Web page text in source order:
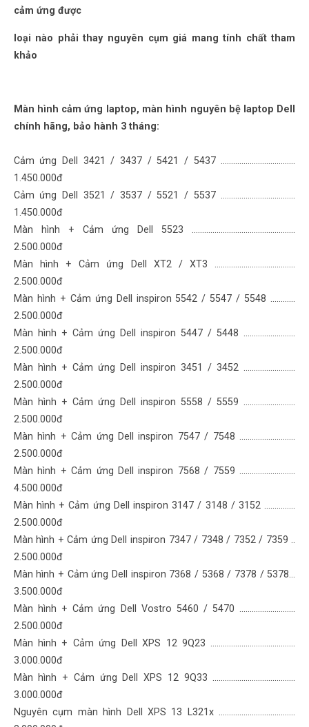
cảm ứng được
loại nào phải thay nguyên cụm giá mang tính chất tham
khảo
Màn hình cảm ứng laptop, màn hình nguyên bệ laptop Dell
chính hãng, bảo hành 3 tháng:
Cảm ứng Dell 3421 / 3437 / 5421 / 5437 ………………………………
1.450.000đ
Cảm ứng Dell 3521 / 3537 / 5521 / 5537 ………………………………
1.450.000đ
Màn hình + Cảm ứng Dell 5523 …………………………………………..
2.500.000đ
Màn hình + Cảm ứng Dell XT2 / XT3 …………………………………
2.500.000đ
Màn hình + Cảm ứng Dell inspiron 5542 / 5547 / 5548 …………
2.500.000đ
Màn hình + Cảm ứng Dell inspiron 5447 / 5448 ……….……………
2.500.000đ
Màn hình + Cảm ứng Dell inspiron 3451 / 3452 ……………….……
2.500.000đ
Màn hình + Cảm ứng Dell inspiron 5558 / 5559 ………………….…
2.500.000đ
Màn hình + Cảm ứng Dell inspiron 7547 / 7548 ………………………
2.500.000đ
Màn hình + Cảm ứng Dell inspiron 7568 / 7559 ………………………
4.500.000đ
Màn hình + Cảm ứng Dell inspiron 3147 / 3148 / 3152 ……………
2.500.000đ
Màn hình + Cảm ứng Dell inspiron 7347 / 7348 / 7352 / 7359 ..
2.500.000đ
Màn hình + Cảm ứng Dell inspiron 7368 / 5368 / 7378 / 5378…
3.500.000đ
Màn hình + Cảm ứng Dell Vostro 5460 / 5470 ………………………
2.500.000đ
Màn hình + Cảm ứng Dell XPS 12 9Q23 ……………………………..……
3.000.000đ
Màn hình + Cảm ứng Dell XPS 12 9Q33 ………………………………….
3.000.000đ
Nguyên cụm màn hình Dell XPS 13 L321x ……………………………….